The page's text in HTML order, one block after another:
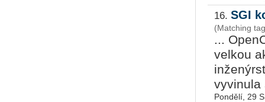
16. SGI
(Matching
...
velkou
Pondělí, 29